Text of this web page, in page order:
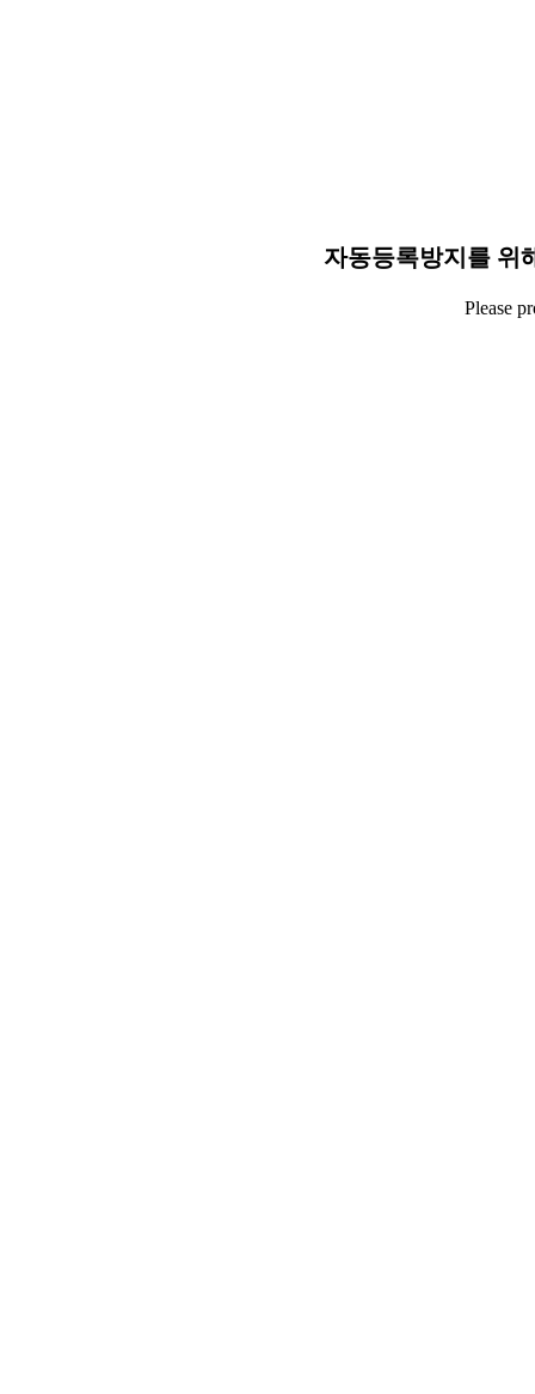
자동등록방지를 위
Please